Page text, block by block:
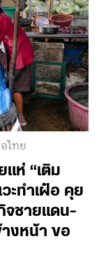
ไทย
ห่ “เติม
วะทำเฝ๋อ คุย
จชายแดน-
างหน้า ขอ